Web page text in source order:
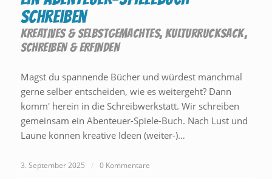
schreiben
KREATIVES & SELBSTGEMACHTES, KULTURRUCKSACK,
SCHREIBEN & ERFINDEN
Magst du spannende Bücher und würdest manchmal
gerne selber entscheiden, wie es weitergeht? Dann
komm' herein in die Schreibwerkstatt. Wir schreiben
gemeinsam ein Abenteuer-Spiele-Buch. Nach Lust und
Laune können kreative Ideen (weiter-)…
3. September 2025 / 0 Kommentare